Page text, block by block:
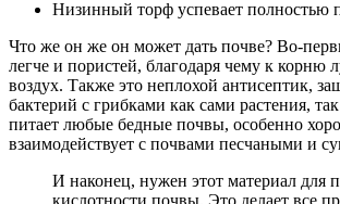
Низинный торф успевает полностью
Что же он же он может дать почве? Во-
легче и пористей, благодаря чему к корню
воздух. Также это неплохой антисептик,
бактерий с грибками как сами растения,
питает любые бедные почвы, особенно
взаимодействует с почвами песчаными и
И наконец, нужен этот материал для
кислотности почвы. Это делает все